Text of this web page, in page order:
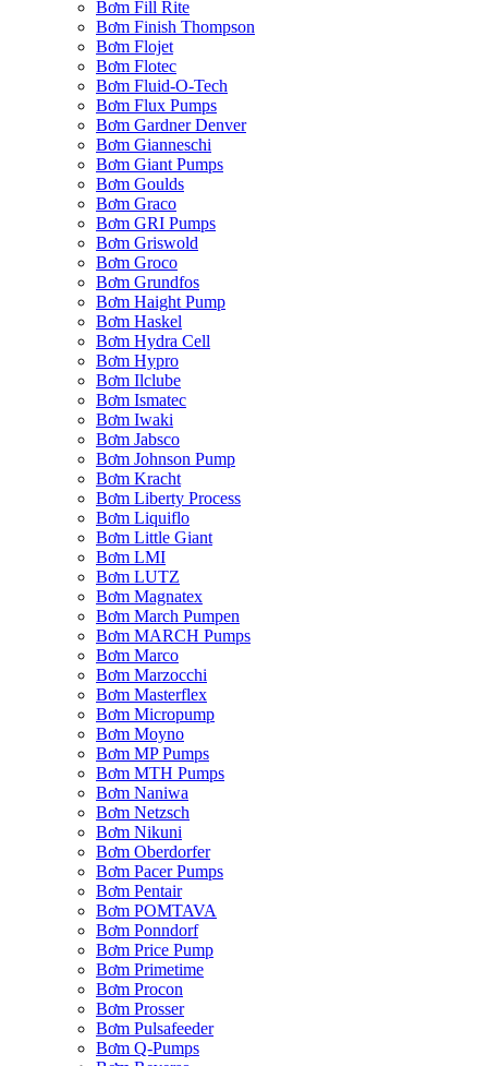
Bơm Fill Rite
Bơm Finish Thompson
Bơm Flojet
Bơm Flotec
Bơm Fluid-O-Tech
Bơm Flux Pumps
Bơm Gardner Denver
Bơm Gianneschi
Bơm Giant Pumps
Bơm Goulds
Bơm Graco
Bơm GRI Pumps
Bơm Griswold
Bơm Groco
Bơm Grundfos
Bơm Haight Pump
Bơm Haskel
Bơm Hydra Cell
Bơm Hypro
Bơm Ilclube
Bơm Ismatec
Bơm Iwaki
Bơm Jabsco
Bơm Johnson Pump
Bơm Kracht
Bơm Liberty Process
Bơm Liquiflo
Bơm Little Giant
Bơm LMI
Bơm LUTZ
Bơm Magnatex
Bơm March Pumpen
Bơm MARCH Pumps
Bơm Marco
Bơm Marzocchi
Bơm Masterflex
Bơm Micropump
Bơm Moyno
Bơm MP Pumps
Bơm MTH Pumps
Bơm Naniwa
Bơm Netzsch
Bơm Nikuni
Bơm Oberdorfer
Bơm Pacer Pumps
Bơm Pentair
Bơm POMTAVA
Bơm Ponndorf
Bơm Price Pump
Bơm Primetime
Bơm Procon
Bơm Prosser
Bơm Pulsafeeder
Bơm Q-Pumps